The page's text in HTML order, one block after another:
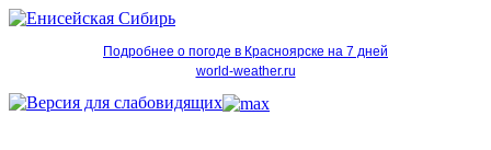
Подробнее о погоде в Красноярске на 7 дней
world-weather.ru